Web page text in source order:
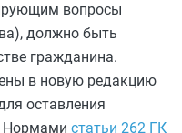
вопросы
должно быть
гражданина.
в новую редакцию
оставления
Нормами статьи 262 ГК